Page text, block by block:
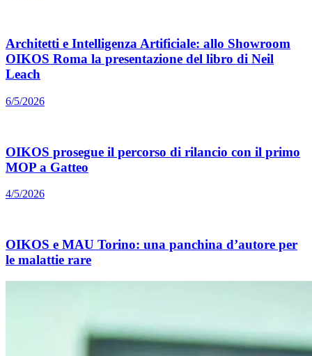
Architetti e Intelligenza Artificiale: allo Showroom
OIKOS Roma la presentazione del libro di Neil
Leach
6/5/2026
OIKOS prosegue il percorso di rilancio con il primo
MOP a Gatteo
4/5/2026
OIKOS e MAU Torino: una panchina d’autore per
le malattie rare